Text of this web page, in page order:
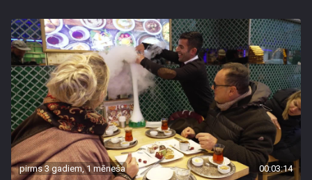
pirms 3 gadiem, 1 mēneša 00:03:14